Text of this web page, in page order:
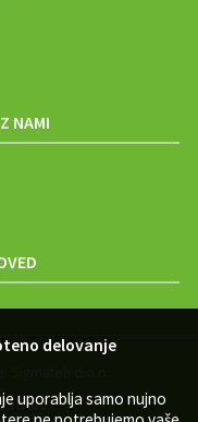
NAMI
d.o.o.
strani |
delovanje
uporablja samo nujno